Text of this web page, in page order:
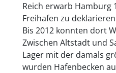
Reich erwarb Hamburg
Freihafen zu
Bis 2012 konnten dort
Zwischen Altstadt und
Lager mit der damals
wurden Hafenbecken